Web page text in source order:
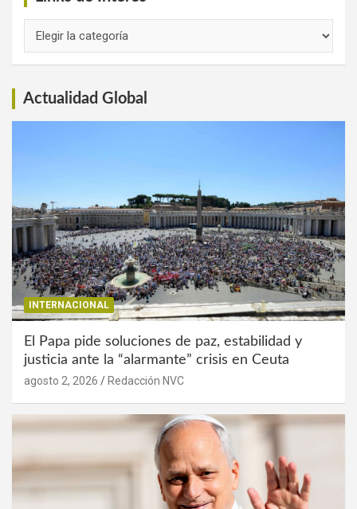
Actualidad Global
INTERNACIONAL
El Papa pide soluciones de paz, estabilidad y
justicia ante la “alarmante” crisis en Ceuta
agosto 2, 2026 Redacción NVC